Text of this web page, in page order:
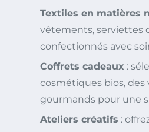
Textiles en matières
vêtements, serviettes
confectionnés avec
Coffrets cadeaux :
cosmétiques bios, des
gourmands pour une
Ateliers créatifs :